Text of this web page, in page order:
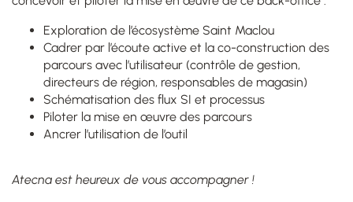
Exploration de l’écosystème Saint Maclou
Cadrer par l’écoute active et la co-construction des
parcours avec l’utilisateur (contrôle de gestion,
directeurs de région, responsables de magasin)
Schématisation des flux SI et processus
Piloter la mise en œuvre des parcours
Ancrer l’utilisation de l’outil
Atecna est heureux de vous accompagner !